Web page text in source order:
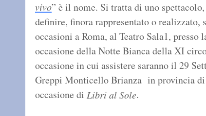
vivo” è il nome. Si tratta di uno
definire, finora rappresentato o
occasioni a Roma, al Teatro Sala1,
occasione della Notte Bianca della XI
occasione in cui assistere saranno il 29
Greppi Monticello Brianza in provincia di
occasione di Libri al Sole.